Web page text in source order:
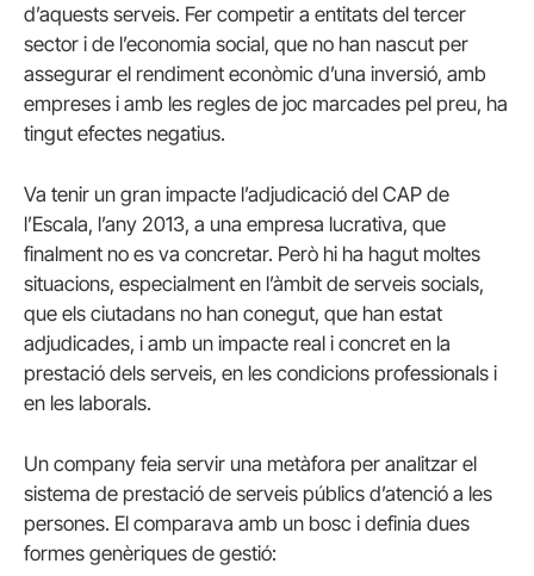
d’aquests serveis. Fer competir a entitats del tercer
sector i de l’economia social, que no han nascut per
assegurar el rendiment econòmic d’una inversió, amb
empreses i amb les regles de joc marcades pel preu, ha
tingut efectes negatius.
Va tenir un gran impacte l’adjudicació del CAP de
l’Escala, l’any 2013, a una empresa lucrativa, que
finalment no es va concretar. Però hi ha hagut moltes
situacions, especialment en l’àmbit de serveis socials,
que els ciutadans no han conegut, que han estat
adjudicades, i amb un impacte real i concret en la
prestació dels serveis, en les condicions professionals i
en les laborals.
Un company feia servir una metàfora per analitzar el
sistema de prestació de serveis públics d’atenció a les
persones. El comparava amb un bosc i definia dues
formes genèriques de gestió: